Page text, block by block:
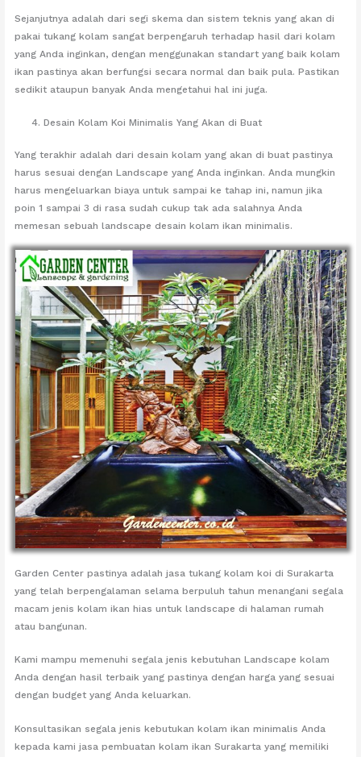
Sejanjutnya adalah dari segi skema dan sistem teknis yang akan di
pakai tukang kolam sangat berpengaruh terhadap hasil dari kolam
yang Anda inginkan, dengan menggunakan standart yang baik kolam
ikan pastinya akan berfungsi secara normal dan baik pula. Pastikan
sedikit ataupun banyak Anda mengetahui hal ini juga.
Desain Kolam Koi Minimalis Yang Akan di Buat
Yang terakhir adalah dari desain kolam yang akan di buat pastinya
harus sesuai dengan Landscape yang Anda inginkan. Anda mungkin
harus mengeluarkan biaya untuk sampai ke tahap ini, namun jika
poin 1 sampai 3 di rasa sudah cukup tak ada salahnya Anda
memesan sebuah landscape desain kolam ikan minimalis.
Garden Center pastinya adalah jasa tukang kolam koi di Surakarta
yang telah berpengalaman selama berpuluh tahun menangani segala
macam jenis kolam ikan hias untuk landscape di halaman rumah
atau bangunan.
Kami mampu memenuhi segala jenis kebutuhan Landscape kolam
Anda dengan hasil terbaik yang pastinya dengan harga yang sesuai
dengan budget yang Anda keluarkan.
Konsultasikan segala jenis kebutukan kolam ikan minimalis Anda
kepada kami jasa pembuatan kolam ikan Surakarta yang memiliki